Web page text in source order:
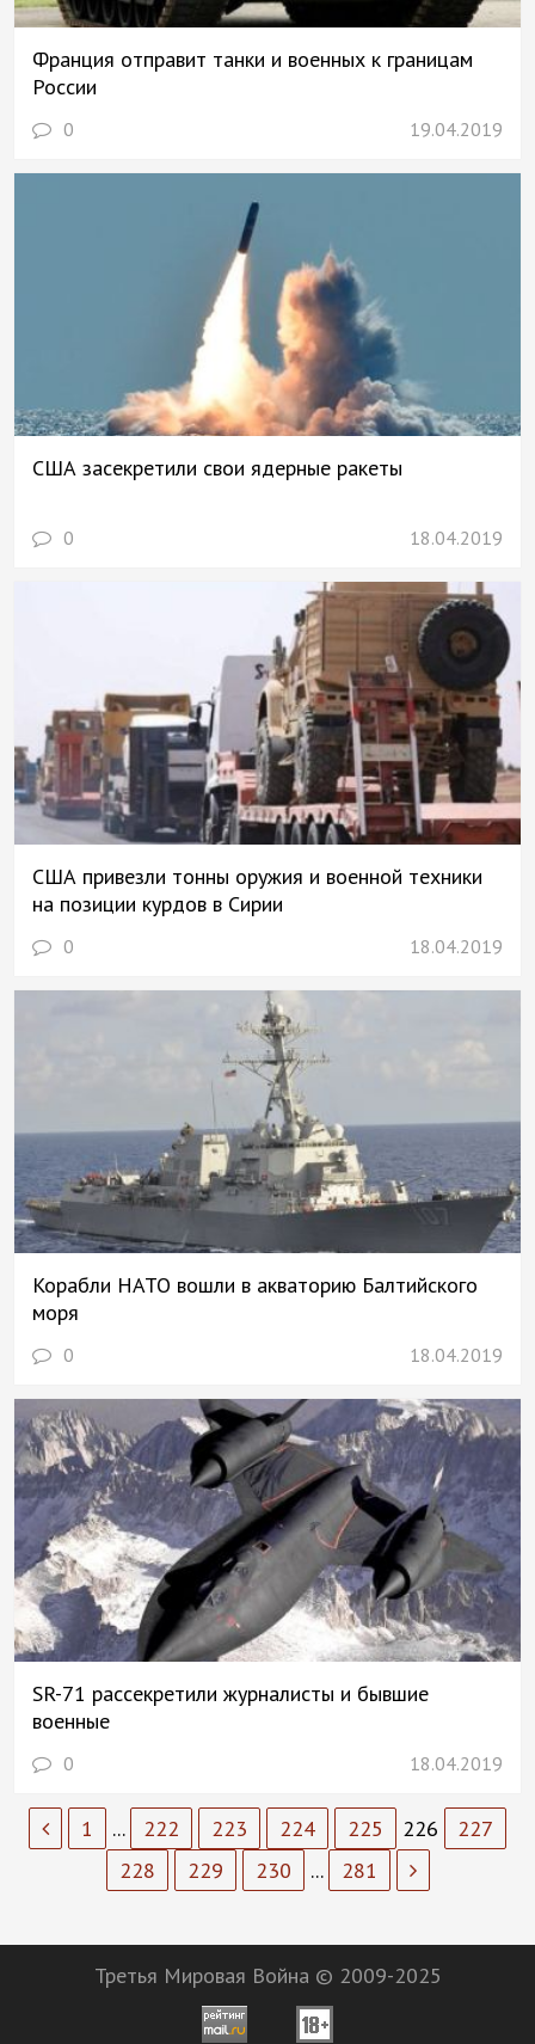
Франция отправит танки и военных к границам
России
0 19.04.2019
США засекретили свои ядерные ракеты
0 18.04.2019
США привезли тонны оружия и военной техники
на позиции курдов в Сирии
0 18.04.2019
Корабли НАТО вошли в акваторию Балтийского
моря
0 18.04.2019
SR-71 рассекретили журналисты и бывшие
военные
0 18.04.2019
1 ... 222 223 224 225 226
227
228
229 230 ... 281
Третья Мировая Война © 2009-2025